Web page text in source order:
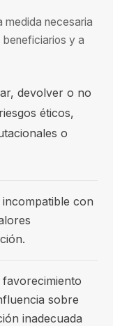
medida necesaria
beneficiarios y a
devolver o no
éticos,
o
con
sobre
inadecuada